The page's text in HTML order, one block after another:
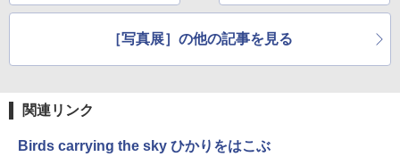
［写真展］の他の記事を見る
関連リンク
Birds carrying the sky ひかりをはこぶ